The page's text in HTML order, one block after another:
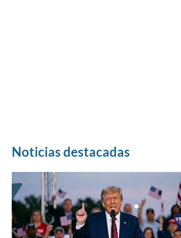
Noticias destacadas